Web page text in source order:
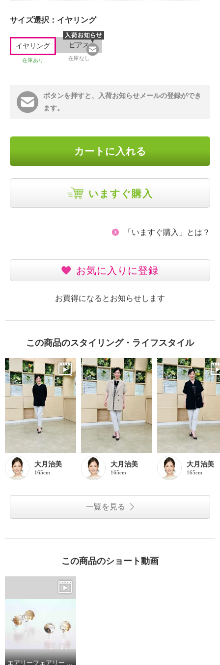
サイズ選択： イヤリング
イヤリング
在庫あり
ピアス
在庫なし
ボタンを押すと、入荷お知らせメールの登録ができ
ます。
カートに入れる
いますぐ購入
「いますぐ購入」とは？
お気に入りに登録
お買得になるとお知らせします
この商品のスタイリング・ライフスタイル
大月治美
165cm
大月治美
165cm
大月治美
165cm
一覧を見る
この商品のショート動画
エアリーフェアリー キャラメルカラー キャンディーボール スタッド イヤリング／ピアス